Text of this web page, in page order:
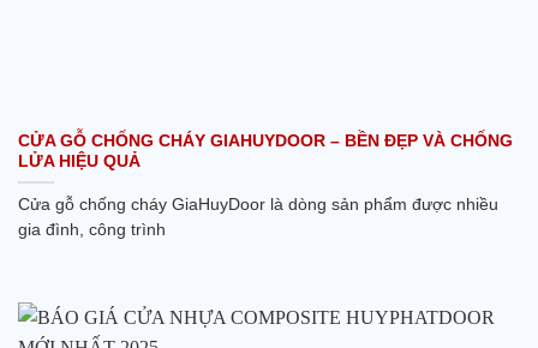
CỬA GỖ CHỐNG CHÁY GIAHUYDOOR – BỀN ĐẸP VÀ CHỐNG
LỬA HIỆU QUẢ
Cửa gỗ chống cháy GiaHuyDoor là dòng sản phẩm được nhiều
gia đình, công trình